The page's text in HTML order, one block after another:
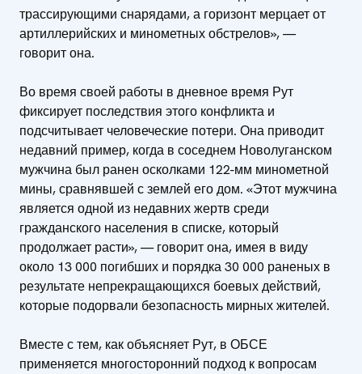
трассирующими снарядами, а горизонт мерцает от
артиллерийских и минометных обстрелов», —
говорит она.
Во время своей работы в дневное время Рут
фиксирует последствия этого конфликта и
подсчитывает человеческие потери. Она приводит
недавний пример, когда в соседнем Новолуганском
мужчина был ранен осколками 122-мм минометной
мины, сравнявшей с землей его дом. «Этот мужчина
является одной из недавних жертв среди
гражданского населения в списке, который
продолжает расти», — говорит она, имея в виду
около 13 000 погибших и порядка 30 000 раненых в
результате непрекращающихся боевых действий,
которые подорвали безопасность мирных жителей.
Вместе с тем, как объясняет Рут, в ОБСЕ
применяется многосторонний подход к вопросам